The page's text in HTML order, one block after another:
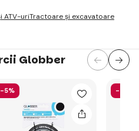
ATV-uriTractoare și excavatoare
Globber
-5% -58%